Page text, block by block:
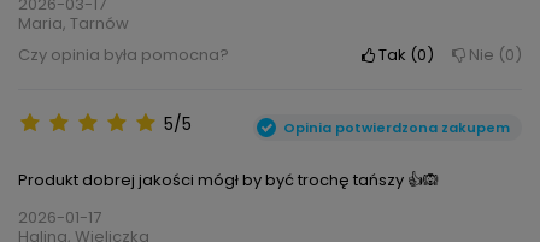
Maria, Tarnów
Czy opinia była pomocna?
Tak 0 Nie 0
5/5 Opinia potwierdzona zakupem
Produkt dobrej jakości mógł by być trochę tańszy 👍🙉
2026-01-17
Halina, Wieliczka